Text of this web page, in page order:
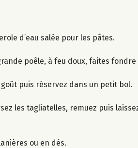
d’eau salée pour les pâtes.
poêle, à feu doux, faites
goût puis réservez dans un petit bol.
les tagliatelles, remuez puis
ou en dés.